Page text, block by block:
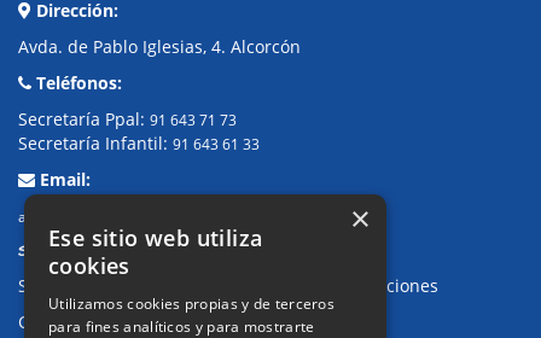
Dirección:
Avda. de Pablo Iglesias, 4. Alcorcón
Teléfonos:
Secretaría Ppal: 91 643 71 73
Secretaría Infantil: 91 643 61 33
Email:
alkor@colegioalkor.com
SUGERENCIAS Y CANAL DE DENUNCIAS
Sugerencias, Quejas, Reclamaciones y Felicitaciones
Canal de denuncias
×
Ese sitio web utiliza
cookies
Utilizamos cookies propias y de terceros
para fines analíticos y para mostrarte